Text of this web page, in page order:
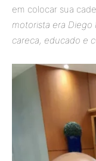
em colocar sua
motorista era Diego
careca, educado e